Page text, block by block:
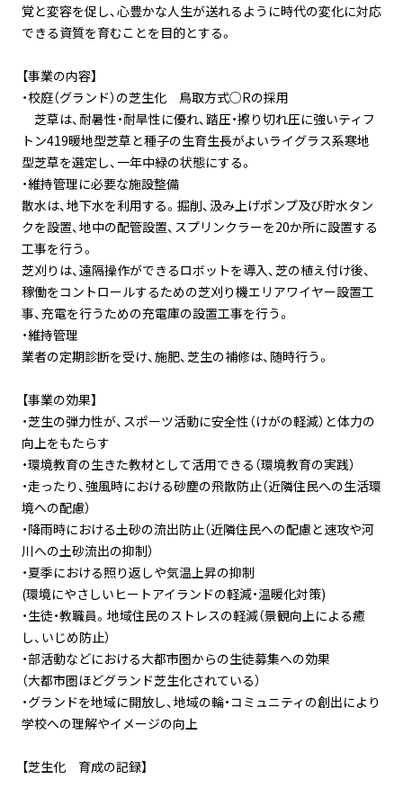
覚と変容を促し、心豊かな人生が送れるように時代の変化に対応
できる資質を育むことを目的とする。
【事業の内容】
・校庭（グランド）の芝生化 鳥取方式○Rの採用
芝草は、耐暑性・耐旱性に優れ、踏圧・擦り切れ圧に強いティフ
トン419暖地型芝草と種子の生育生長がよいライグラス系寒地
型芝草を選定し、一年中緑の状態にする。
・維持管理に必要な施設整備
散水は、地下水を利用する。掘削、汲み上げポンプ及び貯水タン
クを設置、地中の配管設置、スプリンクラーを20か所に設置する
工事を行う。
芝刈りは、遠隔操作ができるロボットを導入、芝の植え付け後、
稼働をコントロールするための芝刈り機エリアワイヤー設置工
事、充電を行うための充電庫の設置工事を行う。
・維持管理
業者の定期診断を受け、施肥、芝生の補修は、随時行う。
【事業の効果】
・芝生の弾力性が、スポーツ活動に安全性（けがの軽減）と体力の
向上をもたらす
・環境教育の生きた教材として活用できる（環境教育の実践）
・走ったり、強風時における砂塵の飛散防止（近隣住民への生活環
境への配慮）
・降雨時における土砂の流出防止（近隣住民への配慮と速攻や河
川への土砂流出の抑制）
・夏季における照り返しや気温上昇の抑制
(環境にやさしいヒートアイランドの軽減・温暖化対策)
・生徒・教職員。地域住民のストレスの軽減（景観向上による癒
し、いじめ防止）
・部活動などにおける大都市圏からの生徒募集への効果
（大都市圏ほどグランド芝生化されている）
・グランドを地域に開放し、地域の輪・コミュニティの創出により
学校への理解やイメージの向上
【芝生化 育成の記録】